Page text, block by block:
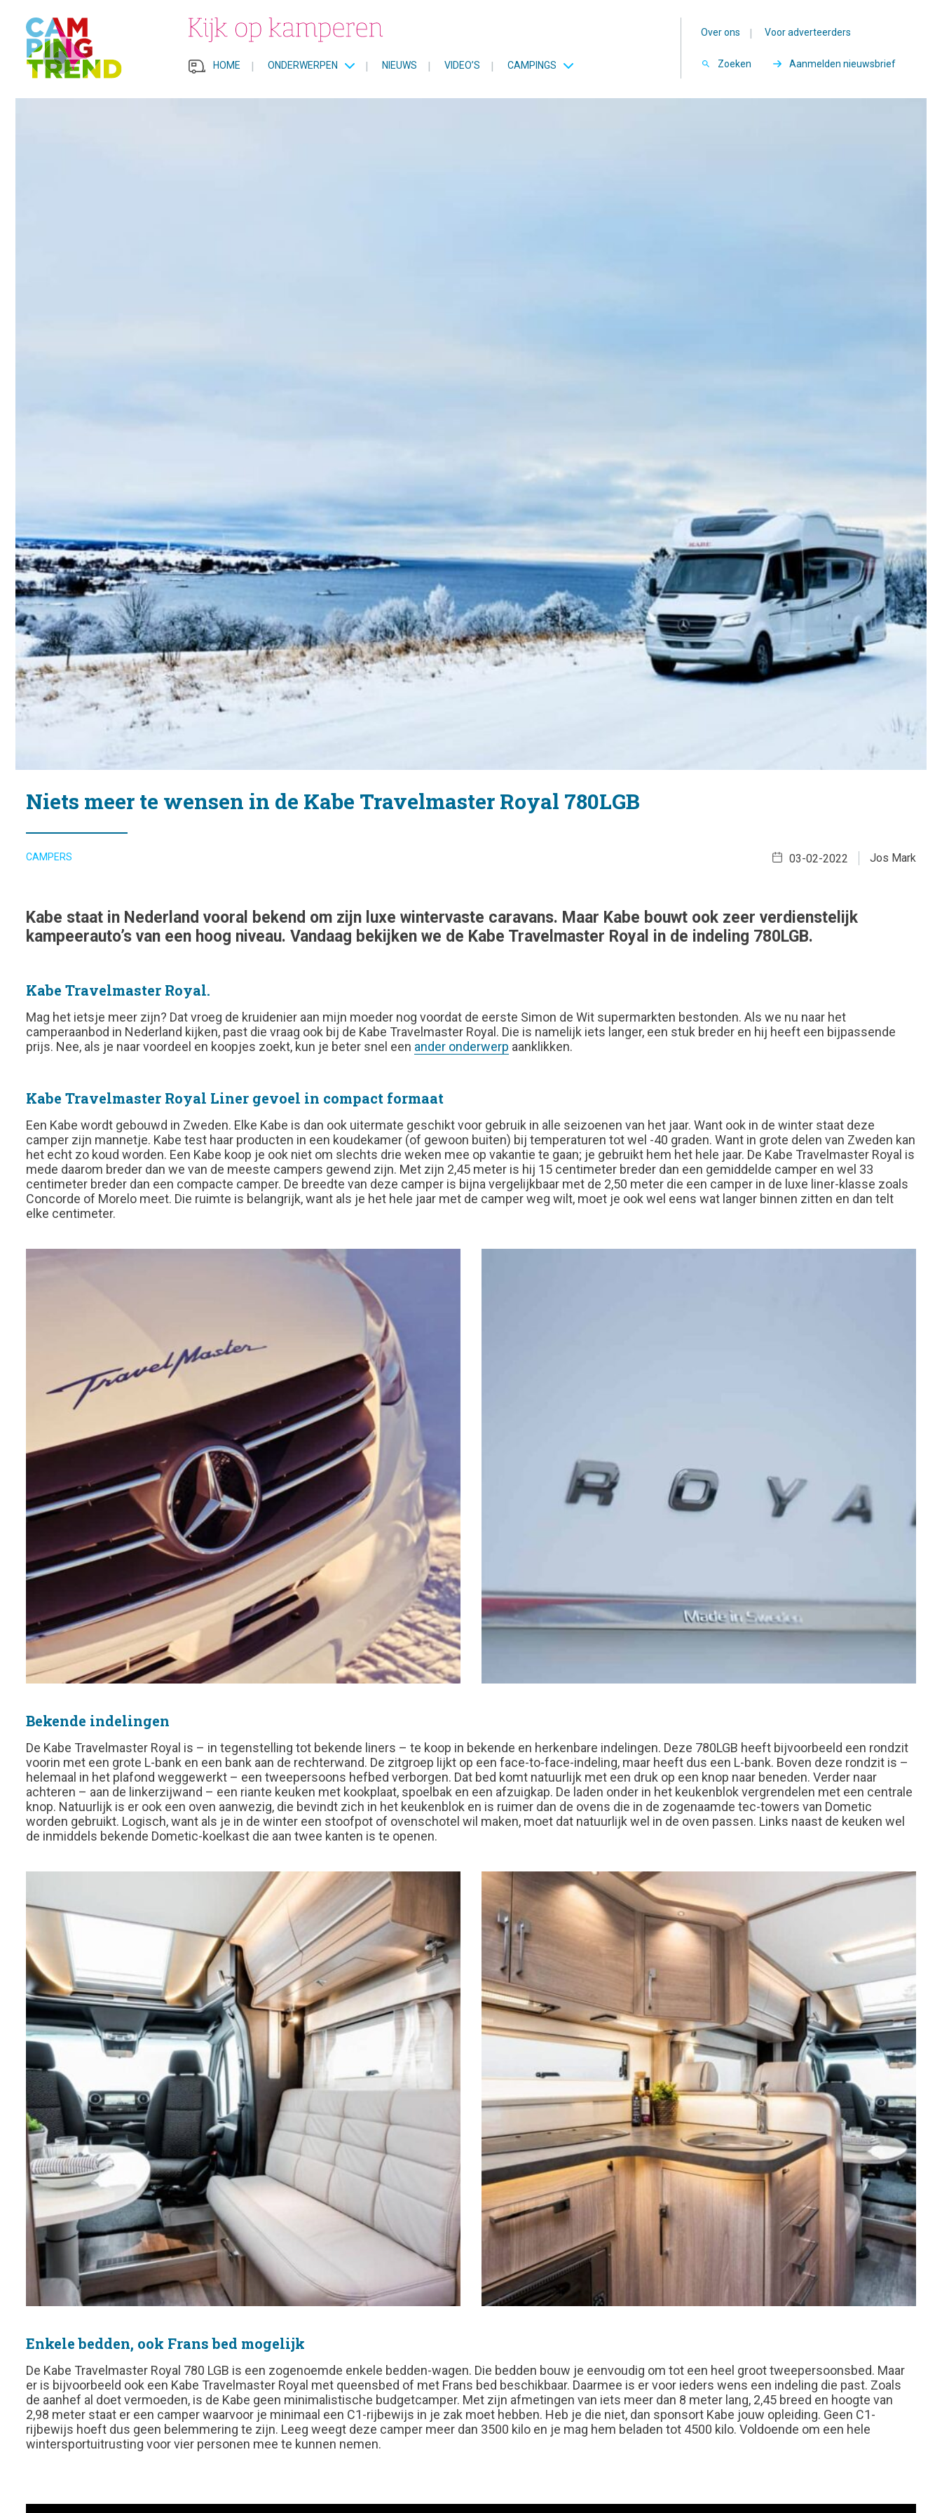
HOME | ONDERWERPEN | NIEUWS | VIDEO’S | CAMPINGS
Over ons | Voor adverteerders
Zoeken Aanmelden nieuwsbrief
Niets meer te wensen in de Kabe Travelmaster Royal 780LGB
CAMPERS Jos Mark
03-02-2022
Kabe staat in Nederland vooral bekend om zijn luxe wintervaste caravans. Maar Kabe bouwt ook zeer verdienstelijk
kampeerauto’s van een hoog niveau. Vandaag bekijken we de Kabe Travelmaster Royal in de indeling 780LGB.
Kabe Travelmaster Royal.
Mag het ietsje meer zijn? Dat vroeg de kruidenier aan mijn moeder nog voordat de eerste Simon de Wit supermarkten bestonden. Als we nu naar het
camperaanbod in Nederland kijken, past die vraag ook bij de Kabe Travelmaster Royal. Die is namelijk iets langer, een stuk breder en hij heeft een bijpassende
prijs. Nee, als je naar voordeel en koopjes zoekt, kun je beter snel een ander onderwerp aanklikken.
Kabe Travelmaster Royal Liner gevoel in compact formaat
Een Kabe wordt gebouwd in Zweden. Elke Kabe is dan ook uitermate geschikt voor gebruik in alle seizoenen van het jaar. Want ook in de winter staat deze
camper zijn mannetje. Kabe test haar producten in een koudekamer (of gewoon buiten) bij temperaturen tot wel -40 graden. Want in grote delen van Zweden kan
het echt zo koud worden. Een Kabe koop je ook niet om slechts drie weken mee op vakantie te gaan; je gebruikt hem het hele jaar. De Kabe Travelmaster Royal is
mede daarom breder dan we van de meeste campers gewend zijn. Met zijn 2,45 meter is hij 15 centimeter breder dan een gemiddelde camper en wel 33
centimeter breder dan een compacte camper. De breedte van deze camper is bijna vergelijkbaar met de 2,50 meter die een camper in de luxe liner-klasse zoals
Concorde of Morelo meet. Die ruimte is belangrijk, want als je het hele jaar met de camper weg wilt, moet je ook wel eens wat langer binnen zitten en dan telt
elke centimeter.
Bekende indelingen
De Kabe Travelmaster Royal is – in tegenstelling tot bekende liners – te koop in bekende en herkenbare indelingen. Deze 780LGB heeft bijvoorbeeld een rondzit
voorin met een grote L-bank en een bank aan de rechterwand. De zitgroep lijkt op een face-to-face-indeling, maar heeft dus een L-bank. Boven deze rondzit is –
helemaal in het plafond weggewerkt – een tweepersoons hefbed verborgen. Dat bed komt natuurlijk met een druk op een knop naar beneden. Verder naar
achteren – aan de linkerzijwand – een riante keuken met kookplaat, spoelbak en een afzuigkap. De laden onder in het keukenblok vergrendelen met een centrale
knop. Natuurlijk is er ook een oven aanwezig, die bevindt zich in het keukenblok en is ruimer dan de ovens die in de zogenaamde tec-towers van Dometic
worden gebruikt. Logisch, want als je in de winter een stoofpot of ovenschotel wil maken, moet dat natuurlijk wel in de oven passen. Links naast de keuken wel
de inmiddels bekende Dometic-koelkast die aan twee kanten is te openen.
Enkele bedden, ook Frans bed mogelijk
De Kabe Travelmaster Royal 780 LGB is een zogenoemde enkele bedden-wagen. Die bedden bouw je eenvoudig om tot een heel groot tweepersoonsbed. Maar
er is bijvoorbeeld ook een Kabe Travelmaster Royal met queensbed of met Frans bed beschikbaar. Daarmee is er voor ieders wens een indeling die past. Zoals
de aanhef al doet vermoeden, is de Kabe geen minimalistische budgetcamper. Met zijn afmetingen van iets meer dan 8 meter lang, 2,45 breed en hoogte van
2,98 meter staat er een camper waarvoor je minimaal een C1-rijbewijs in je zak moet hebben. Heb je die niet, dan sponsort Kabe jouw opleiding. Geen C1-
rijbewijs hoeft dus geen belemmering te zijn. Leeg weegt deze camper meer dan 3500 kilo en je mag hem beladen tot 4500 kilo. Voldoende om een hele
wintersportuitrusting voor vier personen mee te kunnen nemen.